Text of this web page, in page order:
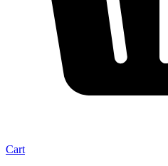
Cart